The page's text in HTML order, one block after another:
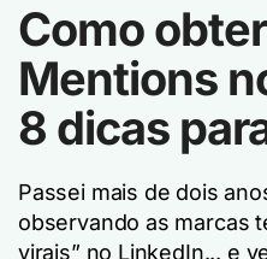
Como
Mentions
8 dicas
Passei mais de dois
observando as marcas
virais” no LinkedIn... e